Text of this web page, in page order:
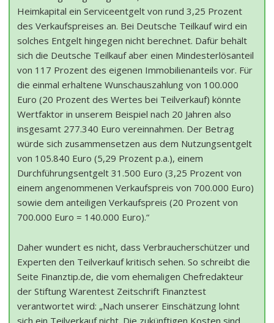
Heimkapital ein Serviceentgelt von rund 3,25 Prozent
des Verkaufspreises an. Bei Deutsche Teilkauf wird ein
solches Entgelt hingegen nicht berechnet. Dafür behält
sich die Deutsche Teilkauf aber einen Mindesterlösanteil
von 117 Prozent des eigenen Immobilienanteils vor. Für
die einmal erhaltene Wunschauszahlung von 100.000
Euro (20 Prozent des Wertes bei Teilverkauf) könnte
Wertfaktor in unserem Beispiel nach 20 Jahren also
insgesamt 277.340 Euro vereinnahmen. Der Betrag
würde sich zusammensetzen aus dem Nutzungsentgelt
von 105.840 Euro (5,29 Prozent p.a.), einem
Durchführungsentgelt 31.500 Euro (3,25 Prozent von
einem angenommenen Verkaufspreis von 700.000 Euro)
sowie dem anteiligen Verkaufspreis (20 Prozent von
700.000 Euro = 140.000 Euro).“
Daher wundert es nicht, dass Verbraucherschützer und
Experten den Teilverkauf kritisch sehen. So schreibt die
Seite Finanztip.de, die vom ehemaligen Chefredakteur
der Stiftung Warentest Zeitschrift Finanztest
verantwortet wird: „Nach unserer Einschätzung lohnt